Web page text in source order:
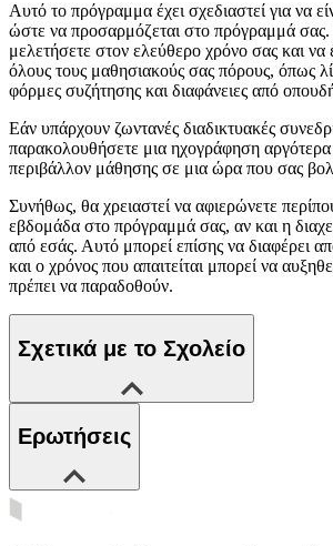
Αυτό το πρόγραμμα έχει σχεδιαστεί για να
ώστε να προσαρμόζεται στο πρόγραμμά
μελετήσετε στον ελεύθερο χρόνο σας και
όλους τους μαθησιακούς σας πόρους, όπως
φόρμες συζήτησης και διαφάνειες από
Εάν υπάρχουν ζωντανές διαδικτυακές
παρακολουθήσετε μια ηχογράφηση αργότερα
περιβάλλον μάθησης σε μια ώρα που σας
Συνήθως, θα χρειαστεί να αφιερώνετε
εβδομάδα στο πρόγραμμά σας, αν και η
από εσάς. Αυτό μπορεί επίσης να διαφέρει
και ο χρόνος που απαιτείται μπορεί να
πρέπει να παραδοθούν.
Σχετικά με το Σχολείο
Ερωτήσεις